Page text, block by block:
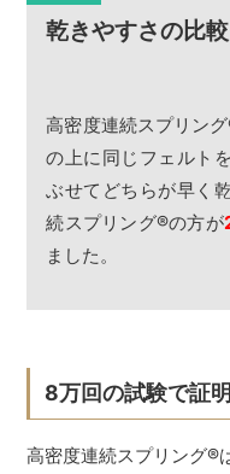
乾きやすさの比較
高密度連続スプリング
の上に同じフェルト
ぶせてどちらが早く
続スプリング®の方が
ました。
8万回の試験で証
高密度連続スプリング®